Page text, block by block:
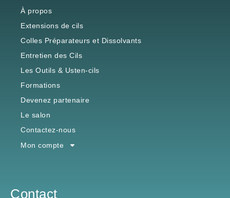
À propos
Extensions de cils
Colles Préparateurs et Dissolvants
Entretien des Cils
Les Outils & Usten-cils
Formations
Devenez partenaire
Le salon
Contactez-nous
Mon compte
Contact